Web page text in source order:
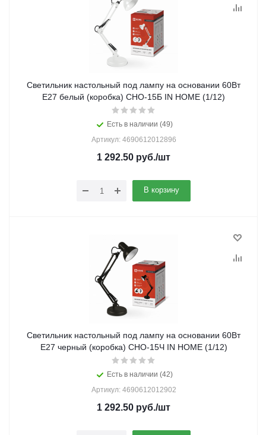
Светильник настольный под лампу на основании 60Вт
E27 белый (коробка) СНО-15Б IN HOME (1/12)
Есть в наличии (49)
Артикул: 4690612012896
1 292.50 руб./шт
В корзину
Светильник настольный под лампу на основании 60Вт
E27 черный (коробка) СНО-15Ч IN HOME (1/12)
Есть в наличии (42)
Артикул: 4690612012902
1 292.50 руб./шт